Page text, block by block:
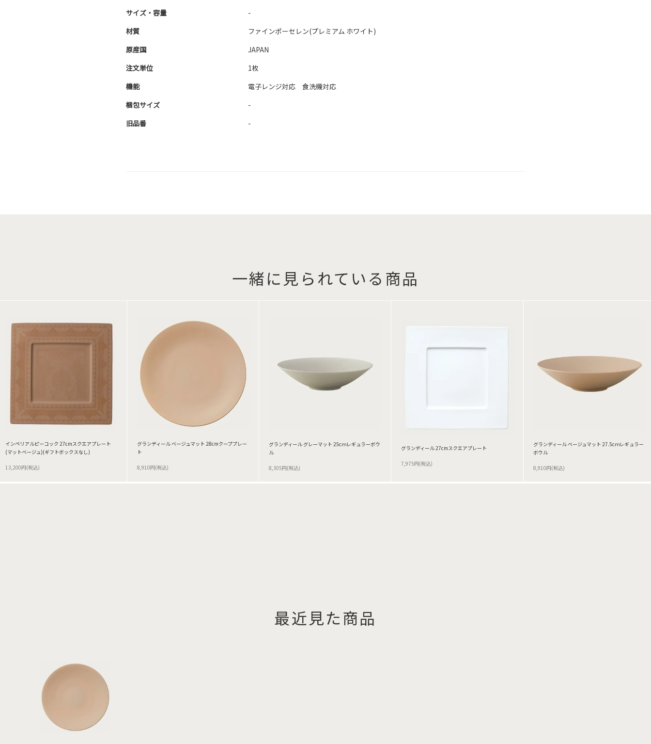
サイズ・容量
-
材質
ファインポーセレン(プレミアム ホワイト)
原産国
JAPAN
注文単位
1枚
機能
電子レンジ対応 食洗機対応
梱包サイズ
-
旧品番
-
一緒に見られている商品
インペリアルピーコック 27cmスクエアプレート
(マットベージュ)(ギフトボックスなし)
13,200円(税込)
グランディール ベージュマット 28cmクーププレー
ト
8,910円(税込)
グランディール グレーマット 25cｍレギュラーボウ
ル
8,305円(税込)
グランディール 27cmスクエアプレート
7,975円(税込)
グランディール ベージュマット 27.5cｍレギュラー
ボウル
8,910円(税込)
最近見た商品